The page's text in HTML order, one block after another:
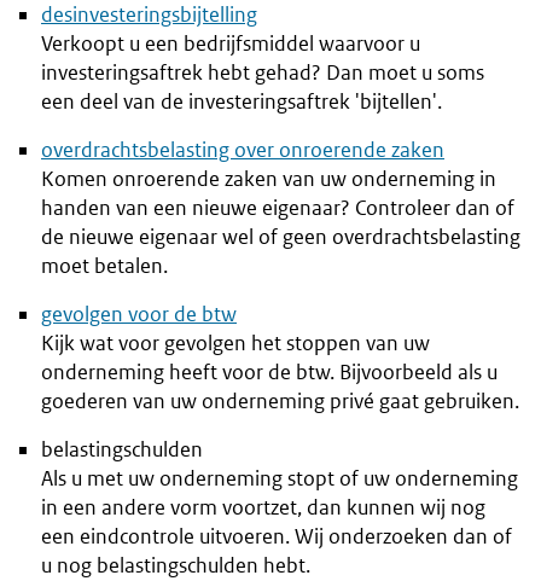
desinvesteringsbijtelling
Verkoopt u een bedrijfsmiddel waarvoor u
investeringsaftrek hebt gehad? Dan moet u soms
een deel van de investeringsaftrek 'bijtellen'.
overdrachtsbelasting over onroerende zaken
Komen onroerende zaken van uw onderneming in
handen van een nieuwe eigenaar? Controleer dan of
de nieuwe eigenaar wel of geen overdrachtsbelasting
moet betalen.
gevolgen voor de btw
Kijk wat voor gevolgen het stoppen van uw
onderneming heeft voor de btw. Bijvoorbeeld als u
goederen van uw onderneming privé gaat gebruiken.
belastingschulden
Als u met uw onderneming stopt of uw onderneming
in een andere vorm voortzet, dan kunnen wij nog
een eindcontrole uitvoeren. Wij onderzoeken dan of
u nog belastingschulden hebt.